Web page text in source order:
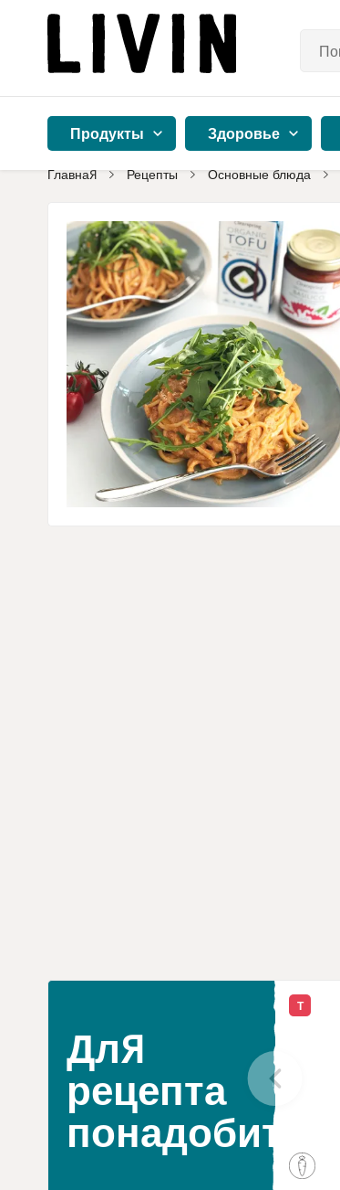
Продукты Здоровье
Главная Рецепты Основные блюда
Для
рецепта
понадобится
Т